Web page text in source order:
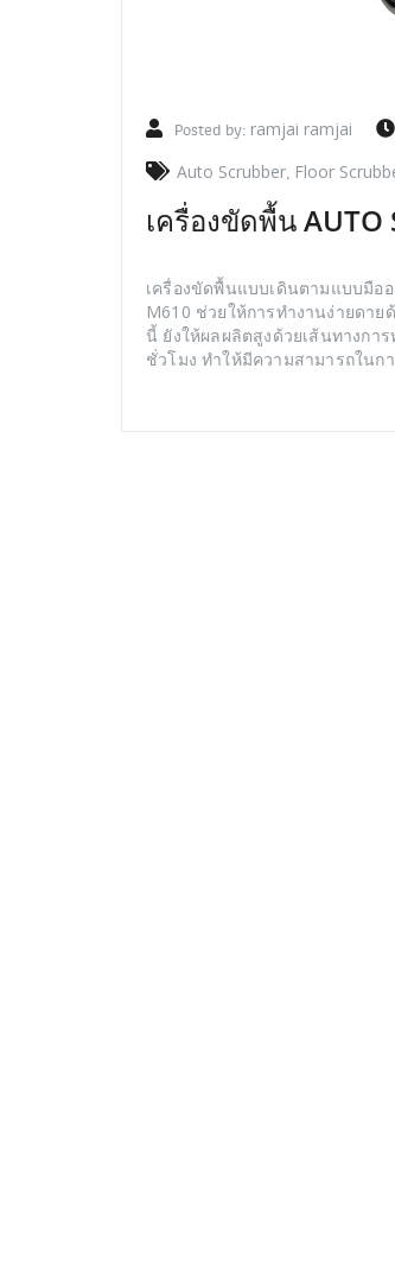
Posted by: ramjai ramjai
Auto Scrubber, Floor
เครื่องขัดพื้น AUTO
เครื่องขัดพื้นแบบเดินตามแบบมือ
M610 ช่วยให้การทำงานง่ายดา
นี้ ยังให้ผลผลิตสูงด้วยเส้นทางกา
ชั่วโมง ทำให้มีความสามารถในก